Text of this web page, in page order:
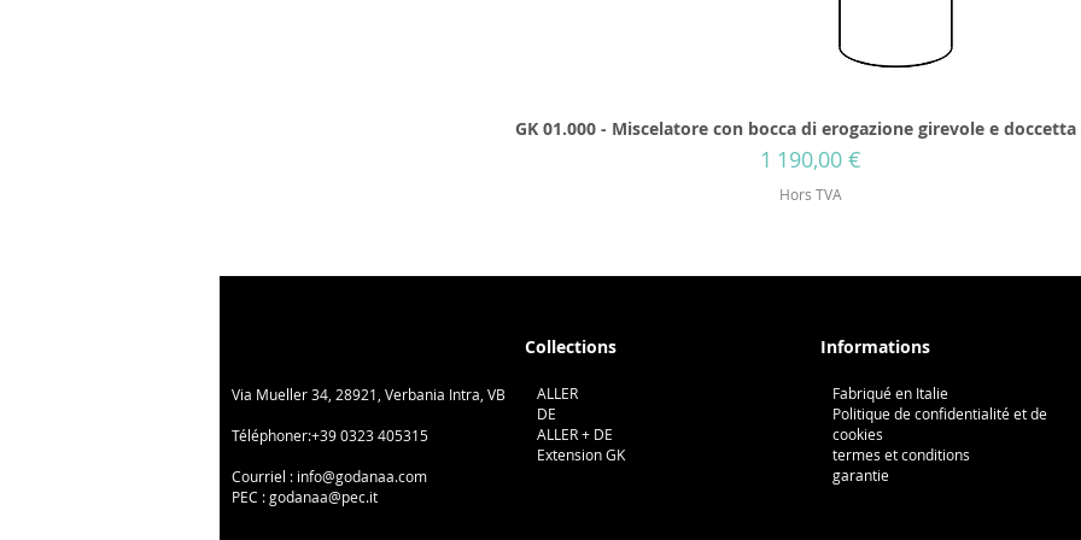
GK 01.000 - Miscelatore con bocca di erogazione girevole e doccetta
Prix
1 190,00 €
Hors TVA
Via Mueller 34, 28921, Verbania Intra, VB
Téléphoner:+39 0323 405315
Courriel : info@godanaa.com
PEC :godanaa@pec.it
Collections
ALLER
DE
ALLER + DE
Extension GK
Informations
Fabriqué en Italie
Politique de confidentialité et de
cookies
termes et conditions
garantie